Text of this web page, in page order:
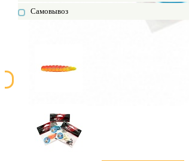
Самовывоз